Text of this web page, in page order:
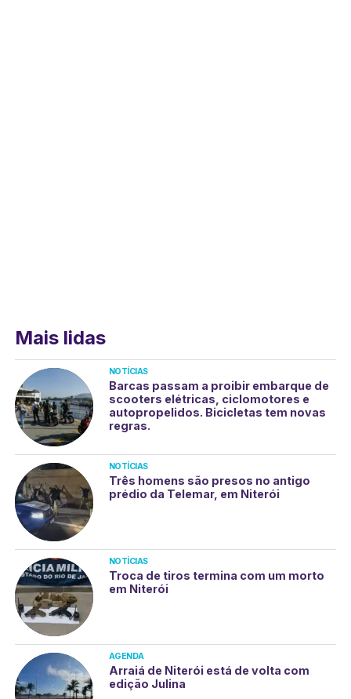
Mais lidas
NOTÍCIAS
Barcas passam a proibir embarque de
scooters elétricas, ciclomotores e
autopropelidos. Bicicletas tem novas
regras.
NOTÍCIAS
Três homens são presos no antigo
prédio da Telemar, em Niterói
NOTÍCIAS
Troca de tiros termina com um morto
em Niterói
AGENDA
Arraiá de Niterói está de volta com
edição Julina